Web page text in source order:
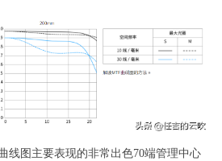
线图主要表现的非常出色70端管理中心